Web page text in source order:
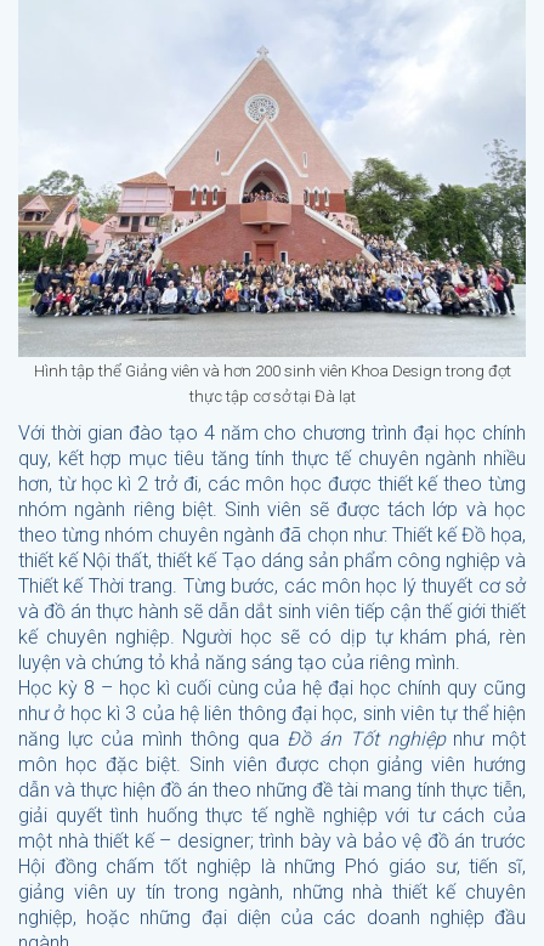
Hình tập thể Giảng viên và hơn 200 sinh viên Khoa Design trong đợt
thực tập cơ sở tại Đà lạt
Với thời gian đào tạo 4 năm cho chương trình đại học chính
quy, kết hợp mục tiêu tăng tính thực tế chuyên ngành nhiều
hơn, từ học kì 2 trở đi, các môn học được thiết kế theo từng
nhóm ngành riêng biệt. Sinh viên sẽ được tách lớp và học
theo từng nhóm chuyên ngành đã chọn như: Thiết kế Đồ họa,
thiết kế Nội thất, thiết kế Tạo dáng sản phẩm công nghiệp và
Thiết kế Thời trang. Từng bước, các môn học lý thuyết cơ sở
và đồ án thực hành sẽ dẫn dắt sinh viên tiếp cận thế giới thiết
kế chuyên nghiệp. Người học sẽ có dịp tự khám phá, rèn
luyện và chứng tỏ khả năng sáng tạo của riêng mình.
Học kỳ 8 – học kì cuối cùng của hệ đại học chính quy cũng
như ở học kì 3 của hệ liên thông đại học, sinh viên tự thể hiện
năng lực của mình thông qua Đồ án Tốt nghiệpnhư một
môn học đặc biệt. Sinh viên được chọn giảng viên hướng
dẫn và thực hiện đồ án theo những đề tài mang tính thực tiễn,
giải quyết tình huống thực tế nghề nghiệp với tư cách của
một nhà thiết kế – designer; trình bày và bảo vệ đồ án trước
Hội đồng chấm tốt nghiệp là những Phó giáo sư, tiến sĩ,
giảng viên uy tín trong ngành, những nhà thiết kế chuyên
nghiệp, hoặc những đại diện của các doanh nghiệp đầu